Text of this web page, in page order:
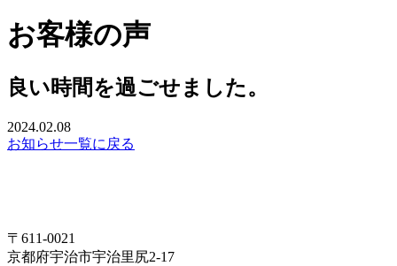
お客様の声
良い時間を過ごせました。
2024.02.08
お知らせ一覧に戻る
〒611-0021
京都府宇治市宇治里尻2-17